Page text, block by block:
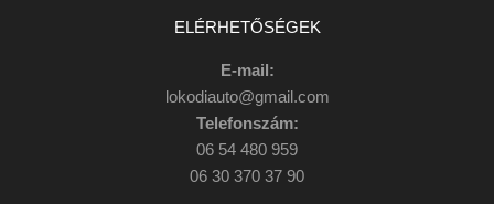
ELÉRHETŐSÉGEK
E-mail:
lokodiauto@gmail.com
Telefonszám:
06 54 480 959
06 30 370 37 90